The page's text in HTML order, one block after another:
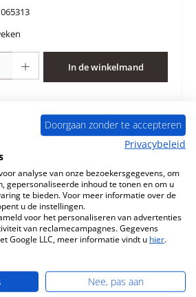
In de winkelmand
over het product
voorkant voor de Houtkachel
Heta Scan-Line 300 Zijsteen rechts
Doorgaan zonder te accepteren
Privacybeleid
analyse van onze bezoekersgegevens, om
gepersonaliseerde inhoud te tonen en om u
te bieden. Voor meer informatie over de
u de instellingen.
voor het personaliseren van advertenties
van reclamecampagnes. Gegevens
Google LLC, meer informatie vindt u hier.
Nee, pas aan